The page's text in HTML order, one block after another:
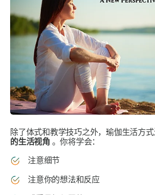
除了体式和教学技巧之外，瑜伽生活方
的生活视角 。你将学会：
注意细节
注意你的想法和反应